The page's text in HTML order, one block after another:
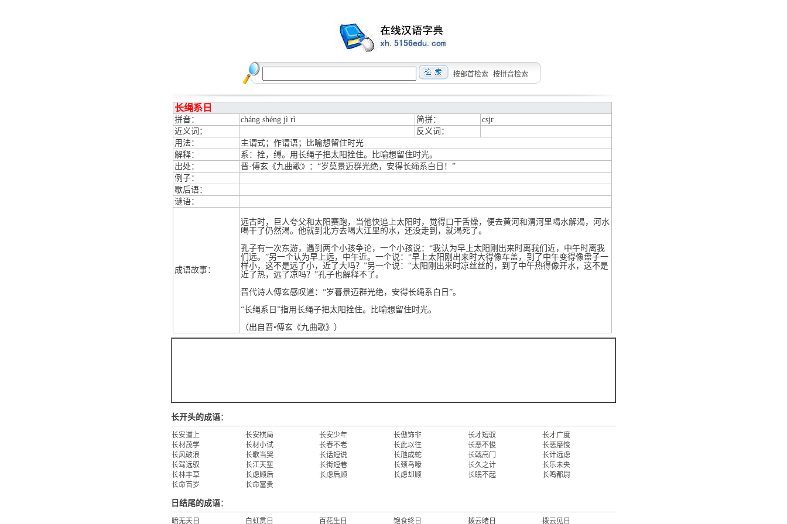
按部首检索 按拼音检索
长绳系日
拼音： cháng shéng jì rì 简拼：
csjr
近义词：
反义词：
用法：
主谓式；作谓语；比喻想留住时光
解释：
系：拴，缚。用长绳子把太阳拴住。比喻想留住时光。
出处：
晋·傅玄《九曲歌》：“岁莫景迈群光绝，安得长绳系白日！”
例子：
歇后语：
谜语：
成语故事：
远古时，巨人夸父和太阳赛跑，当他快追上太阳时，觉得口干舌燥，便去黄河和渭河里喝水解渴，河水
喝干了仍然渴。他就到北方去喝大江里的水，还没走到，就渴死了。
孔子有一次东游，遇到两个小孩争论，一个小孩说：“我认为早上太阳刚出来时离我们近，中午时离我
们远。”另一个认为早上远，中午近。一个说：“早上太阳刚出来时大得像车盖，到了中午变得像盘子一
样小，这不是远了小，近了大吗？”另一个说：“太阳刚出来时凉丝丝的，到了中午热得像开水，这不是
近了热，远了凉吗？”孔子也解释不了。
晋代诗人傅玄感叹道：“岁暮景迈群光绝，安得长绳系白日”。
“长绳系日”指用长绳子把太阳拴住。比喻想留住时光。
（出自晋•傅玄《九曲歌》）
长开头的成语：
长安道上 长安棋局 长安少年 长傲饰非 长才短驭
长才广度
长材茂学
长材小试 长春不老 长此以往 长恶不悛
长恶靡悛
长风破浪
长歌当哭 长话短说 长虺成蛇 长戟高门
长计远虑
长驾远驭
长江天堑 长街短巷 长颈鸟喙 长久之计
长乐未央
长林丰草
长虑顾后 长虑后顾 长虑却顾 长眠不起
长鸣都尉
长命百岁
长命富贵
日结尾的成语：
暗无天日 白虹贯日 百花生日 饱食终日 拨云睹日 拨云见日